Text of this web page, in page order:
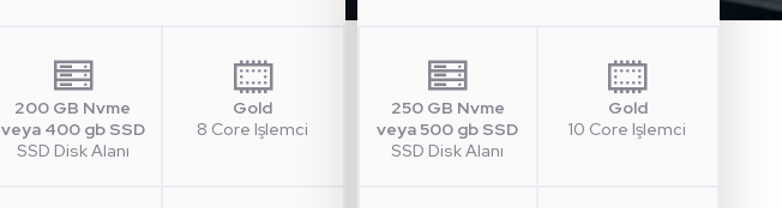
200 GB Nvme
veya 400 gb SSD
SSD Disk Alanı
Gold
8 Core Işlemci
250 GB Nvme
veya 500 gb SSD
SSD Disk Alanı
Gold
10 Core Işlemci